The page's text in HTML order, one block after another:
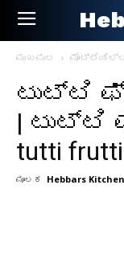
ಮುಖಪುಟ
ಟುಟ್ಟಿ
| ಟುಟ್ಟಿ
tutti frutti
ಮೂಲಕ Hebbars Kitchen